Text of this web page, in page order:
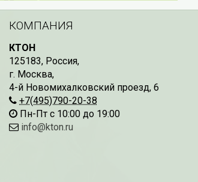
КОМПАНИЯ
КТОН
125183, Россия,
г. Москва,
4-й Новомихалковский проезд, 6
+7(495)790-20-38
Пн-Пт с 10:00 до 19:00
info@kton.ru